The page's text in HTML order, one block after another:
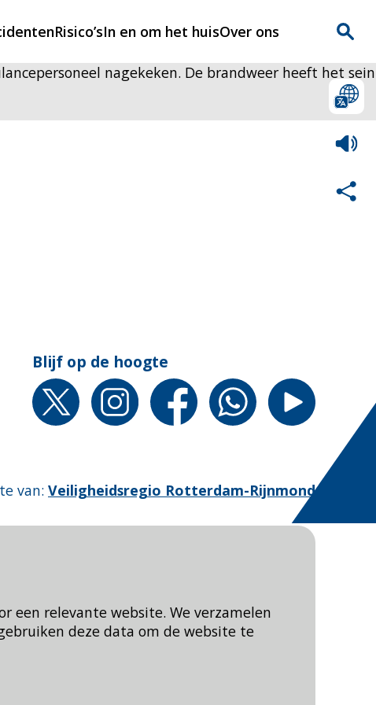
een relevante website. We verzamelen
deze data om de website te
Risico’sIn en om het huisOver ons
nagekeken. De brandweer heeft het sein
Blijf op de hoogte
van: Veiligheidsregio Rotterdam-Rijnmond